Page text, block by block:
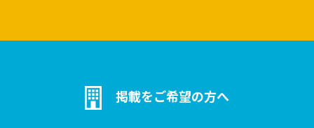
掲載をご希望の方へ